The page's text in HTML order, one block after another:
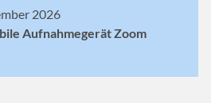
2026
Aufnahmegerät Zoom